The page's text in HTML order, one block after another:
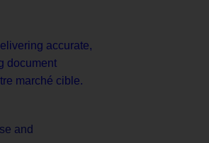
accurate,
document
marché cible.
and